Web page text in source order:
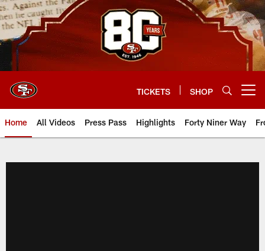
Skip
to
main
content
TICKETS SHOP
Home All Videos Press Pass Highlights Forty Niner Way